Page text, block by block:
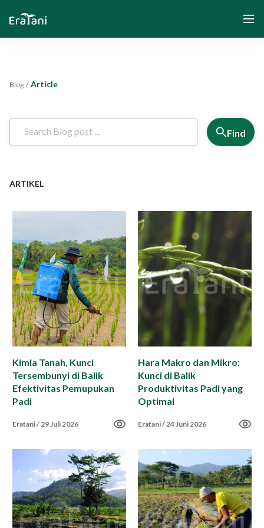
Yayasan Segenggam Beras
Media
Impact Report
Career
EN
Blog / Article
Find
ARTIKEL
Kimia Tanah, Kunci
Tersembunyi di Balik
Efektivitas Pemupukan
Padi
Eratani/29 Juli 2026
Hara Makro dan Mikro:
Kunci di Balik
Produktivitas Padi yang
Optimal
Eratani/24 Juni 2026